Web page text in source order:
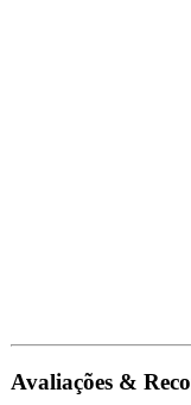
Avaliações &